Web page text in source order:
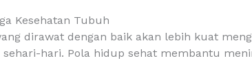
Kesehatan Tubuh
dirawat dengan baik akan lebih kuat
sehari-hari. Pola hidup sehat membantu